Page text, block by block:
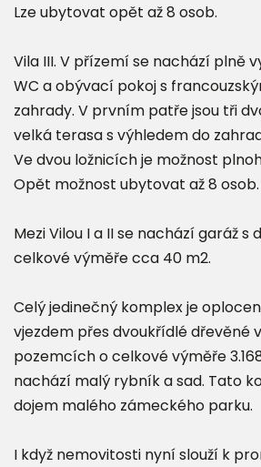
Lze ubytovat opět až 8 osob.
Vila III. V přízemí se nachází plně
WC a obývací pokoj s
zahrady. V prvním patře jsou tři
velká terasa s výhledem do
Ve dvou ložnicích je možnost
Opět možnost ubytovat až 8 osob.
Mezi Vilou I a II se nachází garáž s
celkové výměře cca 40 m2.
Celý jedinečný komplex je
vjezdem přes dvoukřídlé dřevěné
pozemcích o celkové výměře
nachází malý rybník a sad. Tato
dojem malého zámeckého parku.
I když nemovitosti nyní slouží k